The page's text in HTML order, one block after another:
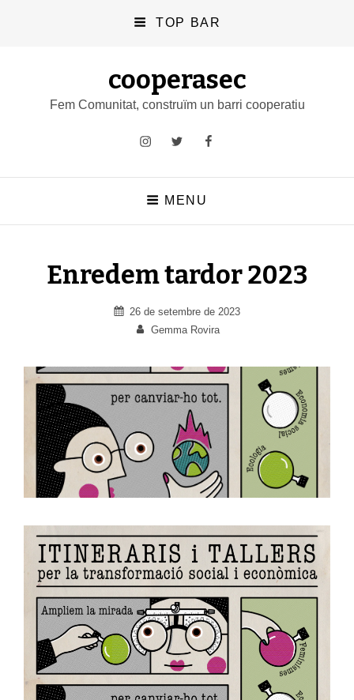
TOP BAR
cooperasec
Fem Comunitat, construïm un barri cooperatiu
InstagramTwitterFacebook
MENU
Enredem tardor 2023
Posted
on
26 de setembre de 2023
By
Gemma Rovira